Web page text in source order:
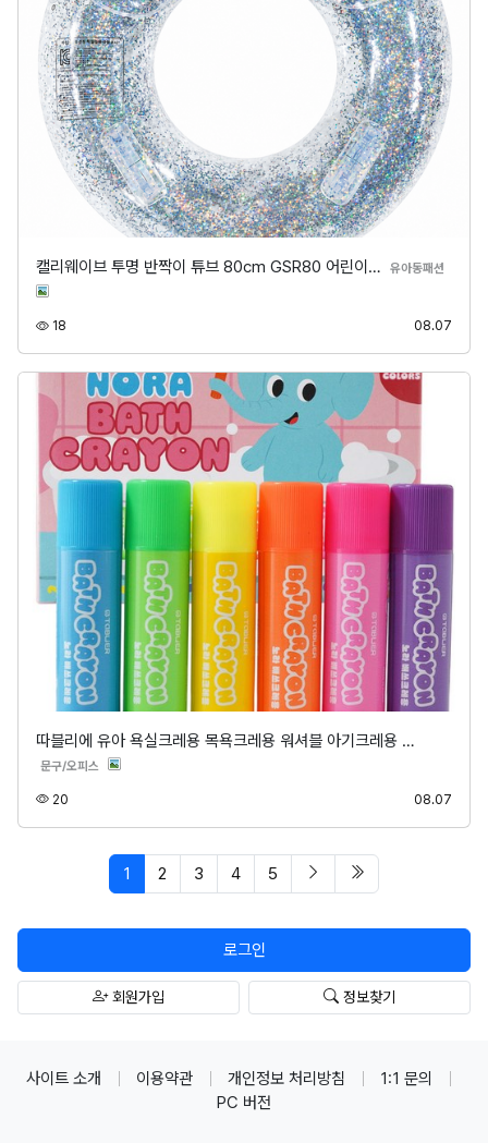
캘리웨이브 투명 반짝이 튜브 80cm GSR80 어린이… 유아동패션
18 08.07
따블리에 유아 욕실크레용 목욕크레용 워셔블 아기크레용 …
문구/오피스 분류
20 08.07
1 페이지 현재
2 3 4 5 다음 페이지
로그인
회원가입 정보찾기
사이트 소개 이용약관 개인정보 처리방침
1:1 문의
PC 버전